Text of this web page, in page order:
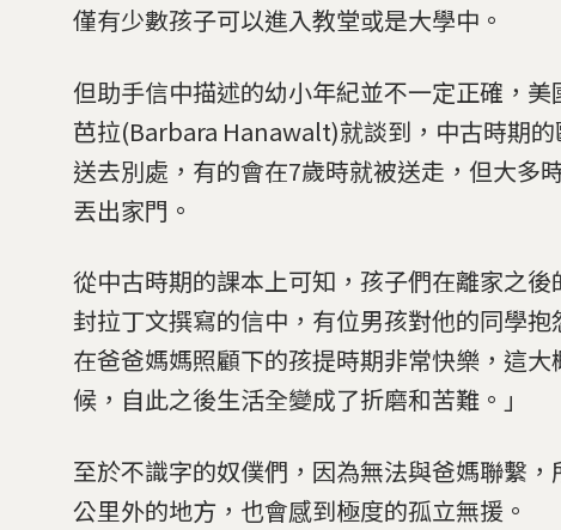
僅有少數孩子可以進入教堂或是大學中。
但助手信中描述的幼小年紀並不一定正確，
芭拉(Barbara Hanawalt)就談到，中古時期
送去別處，有的會在7歲時就被送走，但大多
丟出家門。
從中古時期的課本上可知，孩子們在離家之
封拉丁文撰寫的信中，有位男孩對他的同學
在爸爸媽媽照顧下的孩提時期非常快樂，這
候，自此之後生活全變成了折磨和苦難。」
至於不識字的奴僕們，因為無法與爸媽聯繫
公里外的地方，也會感到極度的孤立無援。